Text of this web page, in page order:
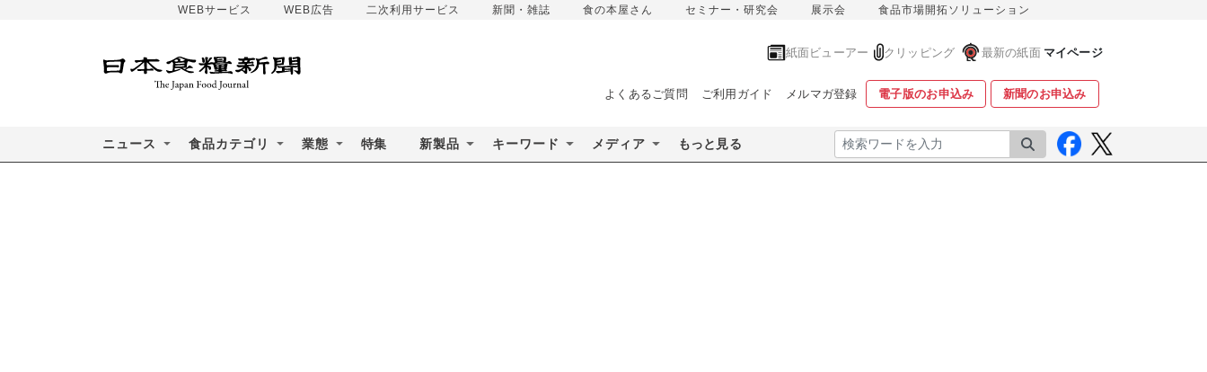
WEBサービス WEB広告 二次利用サービス 新聞・雑誌 食の本屋さん セミナー・研究会 展示会 食品市場開拓ソリューション
紙面ビューアー クリッピング 最新の紙面 マイページ
よくあるご質問 ご利用ガイド メルマガ登録 電子版のお申込み 新聞のお申込み
ニュース 食品カテゴリ 業態 特集 新製品 キーワード メディア もっと見る 検索